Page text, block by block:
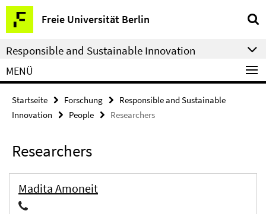
Springe
direkt
zu
Inhalt
Freie Universität Berlin
Service-
Navigation
Responsible and Sustainable Innovation
MENÜ
Startseite Forschung
Responsible and Sustainable
Innovation
People Researchers
Researchers
Madita Amoneit